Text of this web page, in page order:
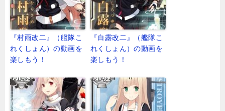
『村雨改二』（艦隊こ
れくしょん）の動画を
楽しもう！
『白露改二』（艦隊こ
れくしょん）の動画を
楽しもう！